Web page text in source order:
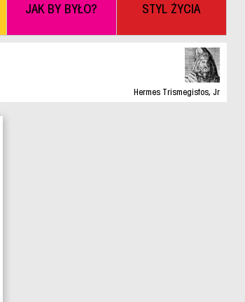
JAK BY BYŁO? STYL ŻYCIA
Hermes Trismegistos, Jr